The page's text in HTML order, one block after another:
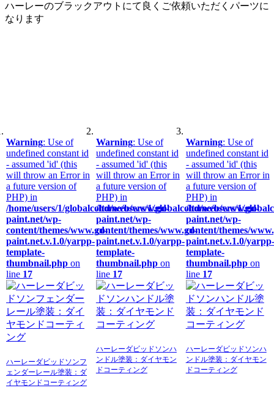
ハーレーのブラックアウトにて良くご依頼いただくパーツに
なります
Warning: Use of
undefined constant id
- assumed 'id' (this
will throw an Error in
a future version of
PHP) in
/home/users/1/globalcoltd/web/www.gd-
paint.net/wp-
content/themes/www.gd-
paint.net.v.1.0/yarpp-
template-
thumbnail.php on
line 17
ハーレーダビッドソンフ
ェンダーレール塗装：ダ
イヤモンドコーティング
Warning: Use of
undefined constant id
- assumed 'id' (this
will throw an Error in
a future version of
PHP) in
/home/users/1/globalcoltd/web/www.gd-
paint.net/wp-
content/themes/www.gd-
paint.net.v.1.0/yarpp-
template-
thumbnail.phpon
line 17
ハーレーダビッドソンハ
ンドル塗装：ダイヤモン
ドコーティング
Warning: Use of
undefined constant id
- assumed 'id' (this
will throw an Error in
a future version of
PHP) in
/home/users/1/
paint.net/wp-
content/themes/
paint.net.v.1.0/yarpp-
template-
thumbnail.phpon
line 17
ハーレーダビッドソンハ
ンドル塗装：ダイヤモン
ドコーティング